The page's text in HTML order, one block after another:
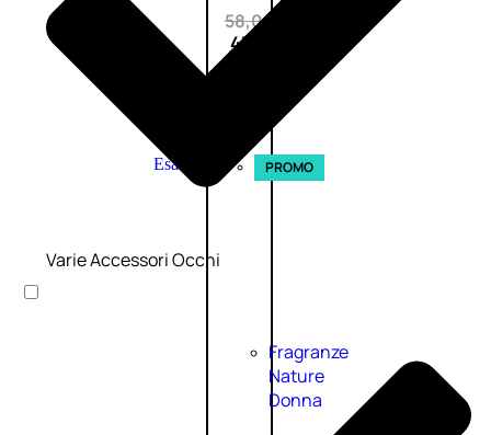
58,00
43,50
Esaurito PROMO
Fragranze
Nature
Donna
Varie Accessori Occhi